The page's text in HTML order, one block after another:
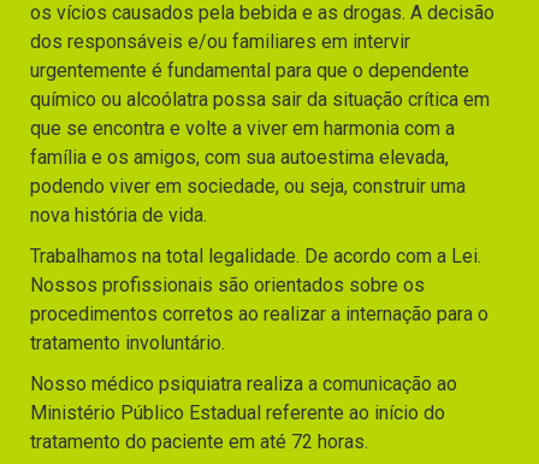
os vícios causados pela bebida e as drogas. A decisão
dos responsáveis e/ou familiares em intervir
urgentemente é fundamental para que o dependente
químico ou alcoólatra possa sair da situação crítica em
que se encontra e volte a viver em harmonia com a
família e os amigos, com sua autoestima elevada,
podendo viver em sociedade, ou seja, construir uma
nova história de vida.
Trabalhamos na total legalidade. De acordo com a Lei.
Nossos profissionais são orientados sobre os
procedimentos corretos ao realizar a internação para o
tratamento involuntário.
Nosso médico psiquiatra realiza a comunicação ao
Ministério Público Estadual referente ao início do
tratamento do paciente em até 72 horas.